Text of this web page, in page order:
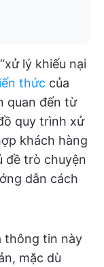
lý khiếu nại
thức của
quan đến từ
quy trình xử
khách hàng
đề trò chuyện
dẫn cách
thông tin này
mặc dù